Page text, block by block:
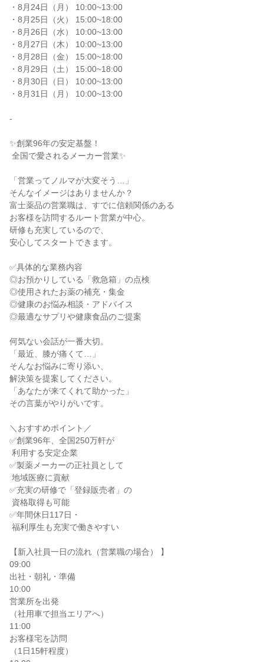
・8月24日（月） 10:00~13:00
・8月25日（火） 15:00~18:00
・8月26日（水） 10:00~13:00
・8月27日（木） 10:00~13:00
・8月28日（金） 15:00~18:00
・8月29日（土） 15:00~18:00
・8月30日（日） 10:00~13:00
・8月31日（月） 10:00~13:00
-
✨創業96年の安定基盤！
「営業ってノルマが大変そう…」
そんなイメージはありませんか？
富士薬品の営業職は、すでに信頼関係のある
お客様を訪問するルート営業が中心。
研修も充実しているので、
安心してスタートできます。
✅具体的な業務内容
◎お預かりしている「救急箱」の点検
◎使用されたお薬の補充・集金
◎健康のお悩み相談・アドバイス
◎最適なサプリや健康食品のご提案
何気ない会話が一番大切。
「最近、膝が痛くて…」
そんなお悩みに寄り添い、
解決策を提案してください。
「あなたが来てくれて助かった」
その言葉がやりがいです。
＼おすすめポイント／
✅創業96年、全国250万軒が
✅製薬メーカーの正社員として
✅充実の研修で「登録販売者」の
✅年間休日117日・
【新入社員一日の流れ（営業職の場合） 】
09:00
出社・朝礼・準備
10:00
営業所を出発
（社用車で担当エリアへ）
11:00
お客様宅を訪問
（1日15軒程度）